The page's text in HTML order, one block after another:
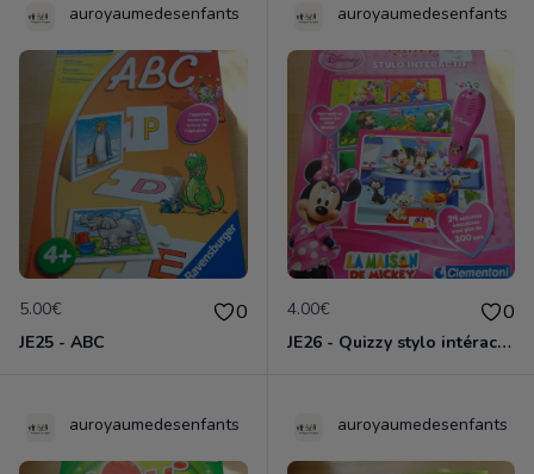
auroyaumedesenfants
5.00€ 0
JE25 - ABC
auroyaumedesenfants
4.00€ 0
JE26 - Quizzy stylo intéractif La maison de Mickey
auroyaumedesenfants auroyaumedesenfants